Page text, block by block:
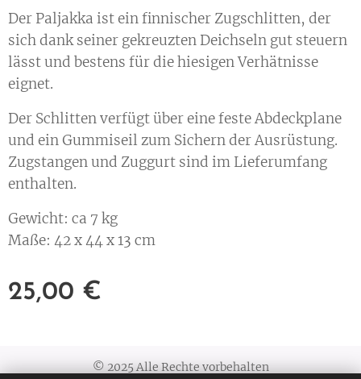
Der Paljakka ist ein finnischer Zugschlitten, der
sich dank seiner gekreuzten Deichseln gut steuern
lässt und bestens für die hiesigen Verhätnisse
eignet.
Der Schlitten verfügt über eine feste Abdeckplane
und ein Gummiseil zum Sichern der Ausrüstung.
Zugstangen und Zuggurt sind im Lieferumfang
enthalten.
Gewicht: ca 7 kg
Maße: 42 x 44 x 13 cm
25,00 €
© 2025 Alle Rechte vorbehalten